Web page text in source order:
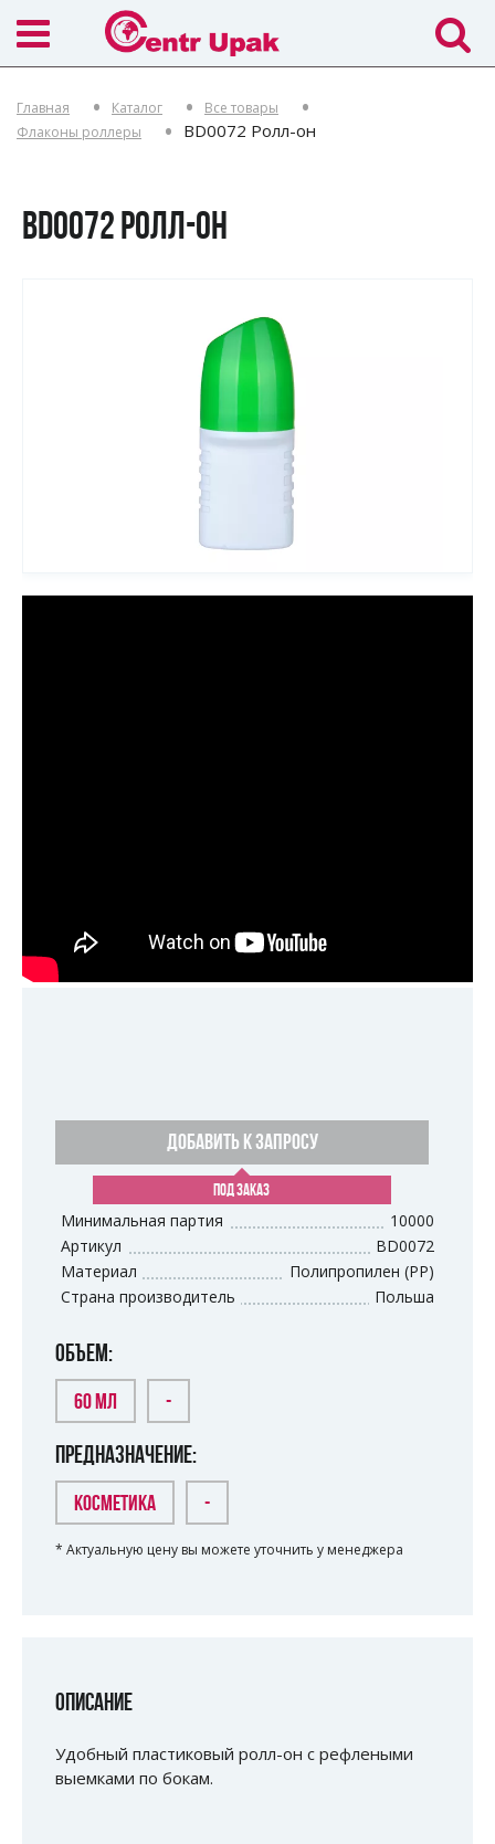
Главная Каталог
Все товары
Флаконы роллеры
BD0072 Ролл-он
BD0072 РОЛЛ-ОН
ДОБАВИТЬ К ЗАПРОСУ
ПОД ЗАКАЗ
Минимальная партия
10000
Артикул
BD0072
Материал
Полипропилен (PP)
Страна производитель
Польша
ОБЪЕМ:
60 МЛ -
ПРЕДНАЗНАЧЕНИЕ:
КОСМЕТИКА -
* Актуальную цену вы можете уточнить у менеджера
ОПИСАНИЕ
Удобный пластиковый ролл-он с рефлеными
выемками по бокам.